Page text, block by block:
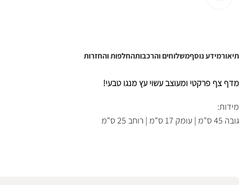
תיאורמידע נוסףמשלוחים והרכבותהחלפות והחזרות
מדף צף פרקטי ומעוצב עשוי עץ מנגו טבעי!
מידות:
גובה 45 ס"מ | עומק 17 ס"מ | רוחב 25 ס"מ